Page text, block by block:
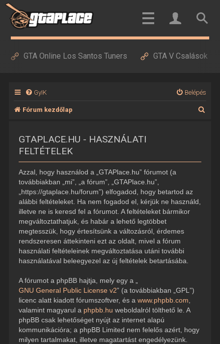
GTA Online Los Santos Tuners GTA V Csalások
GyIK Belépés
Fórum kezdőlap
GTAPLACE.HU - HASZNÁLATI
FELTÉTELEK
Azzal, hogy használod a „GTAPlace.hu” fórumot (a
továbbiakban „mi”, „a fórum”, „GTAPlace.hu”,
„https://gtaplace.hu/forum”) elfogadod, hogy betartod az
alábbi feltételeket. Ha nem fogadod el, kérjük ne használd,
illetve ne is keresd fel a fórumot. A feltételeket bármikor
megváltoztathatjuk, és habár a lehető legtöbbet
megtesszük, hogy értesítsünk a változásról, érdemes
rendszeresen áttekinteni ezt az oldalt, mivel a fórum
használati feltételeinek megváltoztatása utáni további
használatával beleegyezel az új feltételek betartásába.
A fórumot a phpBB hajtja, mely egy a „
GNU General Public License v2” (a továbbiakban „GPL”)
licenc alatt kiadott fórumszoftver, és a www.phpbb.com
valamint magyarul a phpbb.hu weboldalról tölthető le. A
phpBB csak lehetőséget nyújt az internet alapú
kommunikációra; a phpBB Limited nem felelős azért, hogy
milyen tartalmakat, illetve magatartást engedélyezünk.